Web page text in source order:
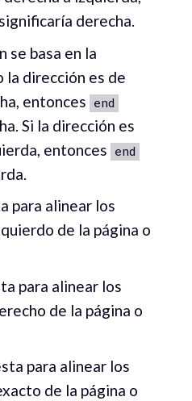
significaría derecha.
se basa en la
la dirección es de
entonces end
Si la dirección es
entonces end
para alinear los
de la página o
para alinear los
de la página o
para alinear los
de la página o